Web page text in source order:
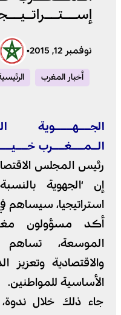
نوفمبر 12, 2015 •
أخبار المغرب
الجــهـــوية
الـمــغــرب
رئيس المجلس
إن ‘الجهوية
استراتيجيا، سيساهم
أكد مسؤولون
الموسعة، تساهم
والاقتصادية وتعزيز
الأساسية للمواطنين.
جاء ذلك خلال